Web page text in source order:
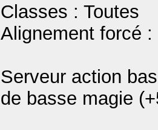
Classes : Toutes
Alignement forcé
Serveur action
de basse magie